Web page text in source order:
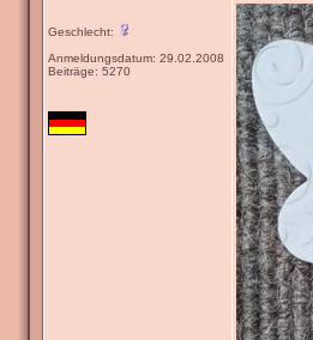
Geschlecht:
Anmeldungsdatum: 29.02.2008
Beiträge: 5270